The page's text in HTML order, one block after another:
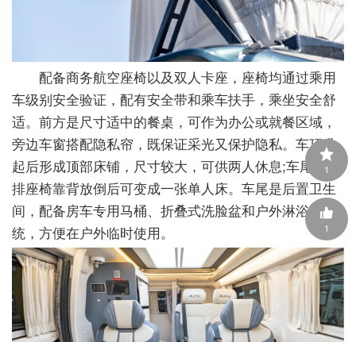
1
1
配备商务航空座椅以及双人卡座，座椅均通过乘用
车级别安全验证，配有安全带和乘车扶手，乘坐安全舒
适。前方是尺寸适中的餐桌，可作为办公或就餐区域，
旁边车窗搭配隐私帘，既保证采光又保护隐私。车顶升
起后形成顶部床铺，尺寸较大，可供两人休息;车尾第三
排座椅靠背放倒后可变成一张单人床。车尾是后置卫生
间，配备房车专用马桶、折叠式洗脸盆和户外淋浴系
统，方便在户外临时使用。